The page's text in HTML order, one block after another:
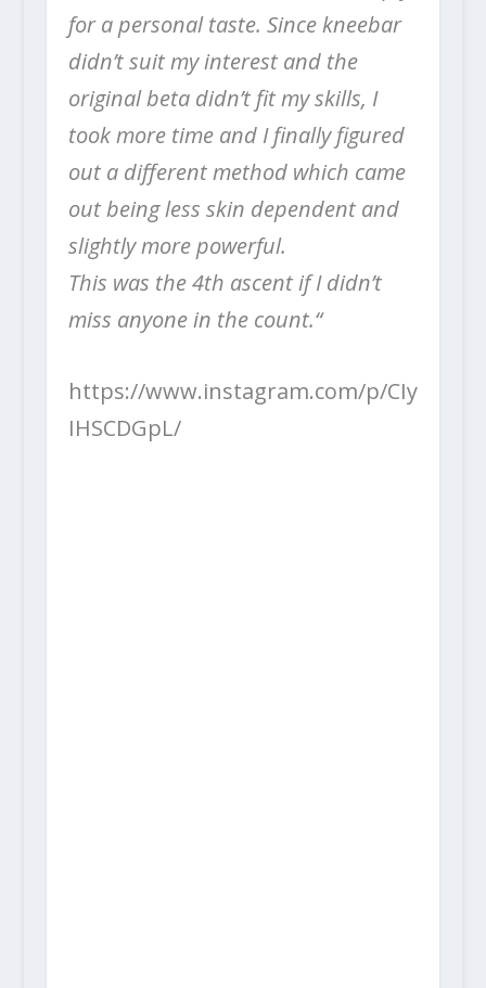
for a personal taste. Since kneebar
didn’t suit my interest and the
original beta didn’t fit my skills, I
took more time and I finally figured
out a different method which came
out being less skin dependent and
slightly more powerful.
This was the 4th ascent if I didn’t
miss anyone in the count.“
https://www.instagram.com/p/CIy
IHSCDGpL/